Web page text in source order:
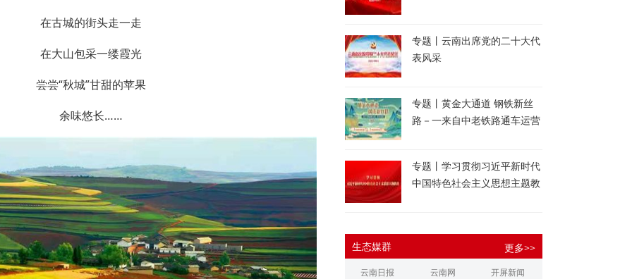
在古城的街头走一走
在大山包采一缕霞光
尝尝“秋城”甘甜的苹果
余味悠长……
专题丨云南出席党的二十大代
表风采
专题丨黄金大通道 钢铁新丝
路－一来自中老铁路通车运营
专题丨学习贯彻习近平新时代
中国特色社会主义思想主题教
生态媒群 更多>>
云南日报 云南网 开屏新闻